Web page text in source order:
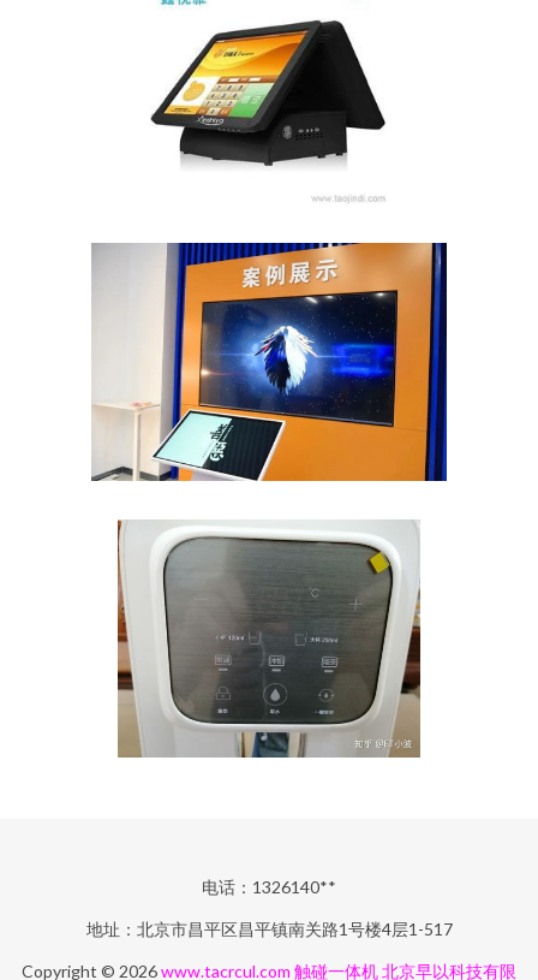
电话：1326140**
地址：北京市昌平区昌平镇南关路1号楼4层1-517
Copyright © 2026www.tacrcul.com 触碰一体机北京早以科技有限